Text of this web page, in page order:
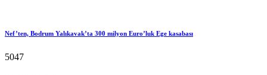
Nef’ten, Bodrum Yalıkavak’ta 300 milyon Euro’luk Ege kasabası
5047